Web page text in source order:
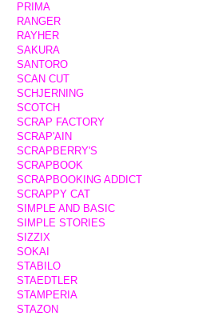
PRIMA
RANGER
RAYHER
SAKURA
SANTORO
SCAN CUT
SCHJERNING
SCOTCH
SCRAP FACTORY
SCRAP'AIN
SCRAPBERRY'S
SCRAPBOOK
SCRAPBOOKING ADDICT
SCRAPPY CAT
SIMPLE AND BASIC
SIMPLE STORIES
SIZZIX
SOKAI
STABILO
STAEDTLER
STAMPERIA
STAZON